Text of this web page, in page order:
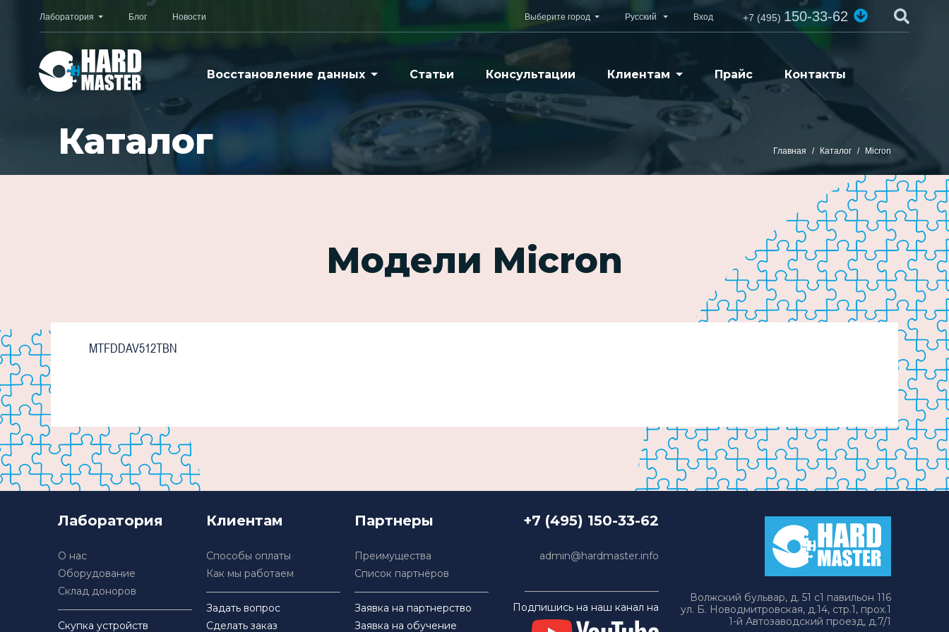
Восстановление данных Статьи Консультации Клиентам Прайс Контакты
Лаборатория Блог Новости Выберите город Русский Вход +7 (495)150-33-62
Каталог Главная Каталог Micron
Модели Micron
MTFDDAV512TBN
Лаборатория
О нас
Оборудование
Склад доноров
Скупка устройств
Клиентам
Способы оплаты
Как мы работаем
Задать вопрос
Сделать заказ
Партнеры
Преимущества
Список партнёров
Заявка на партнерство
Заявка на обучение
+7 (495) 150-33-62
admin@hardmaster.info
Подпишись на наш канал на
Волжский бульвар, д. 51 с1 павильон 116
ул. Б. Новодмитровская, д.14, стр.1, прох.1
1-й Автозаводский проезд, д.7/1